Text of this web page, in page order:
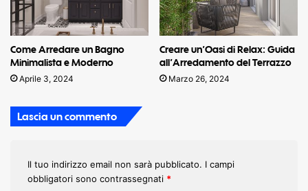
Come Arredare un Bagno
Minimalista e Moderno
Aprile 3, 2024
Creare un’Oasi di Relax: Guida
all’Arredamento del Terrazzo
Marzo 26, 2024
Lascia un commento
Il tuo indirizzo email non sarà pubblicato. I campi
obbligatori sono contrassegnati *